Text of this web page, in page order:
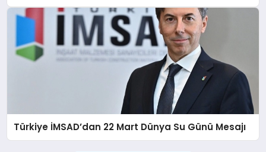
Türkiye İMSAD’dan 22 Mart Dünya Su Günü Mesajı